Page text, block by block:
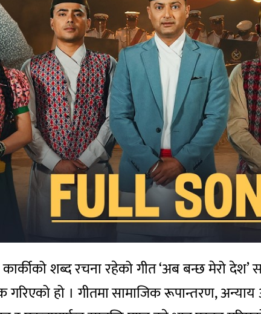
कार्कीको शब्द रचना रहेको गीत ‘अब बन्छ मेरो
गरिएको हो । गीतमा सामाजिक रूपान्तरण,